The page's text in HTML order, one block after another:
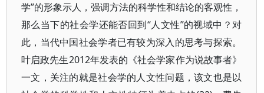
学”的形象示人，强调方法的科学性和结论的客观性，
那么当下的社会学还能否回到“人文性”的视域中？对
此，当代中国社会学者已有较为深入的思考与探索。
叶启政先生2012年发表的《社会学家作为说故事者》
一文，关注的就是社会学的人文性问题，该文也是以